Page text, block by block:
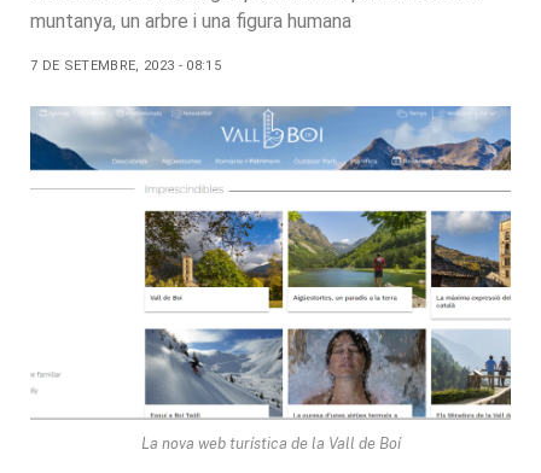
muntanya, un arbre i una figura humana
7 DE SETEMBRE, 2023 - 08:15
La nova web turística de la Vall de Boí